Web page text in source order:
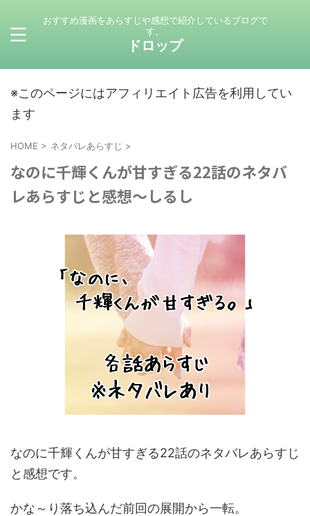
おすすめ漫画をあらすじや感想で紹介しているブログで
す。
ドロップ
※このページにはアフィリエイト広告を利用してい
ます
HOME > ネタバレあらすじ >
なのに千輝くんが甘すぎる22話のネタバ
レあらすじと感想～しるし
なのに千輝くんが甘すぎる22話のネタバレあらすじ
と感想です。
かな～り落ち込んだ前回の展開から一転。